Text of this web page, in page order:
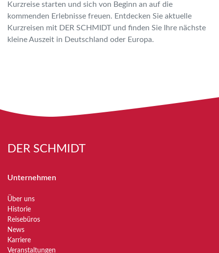
Kurzreise starten und sich von Beginn an auf die
kommenden Erlebnisse freuen. Entdecken Sie aktuelle
Kurzreisen mit DER SCHMIDT und finden Sie Ihre nächste
kleine Auszeit in Deutschland oder Europa.
DER SCHMIDT
Unternehmen
Über uns
Historie
Reisebüros
News
Karriere
Veranstaltungen